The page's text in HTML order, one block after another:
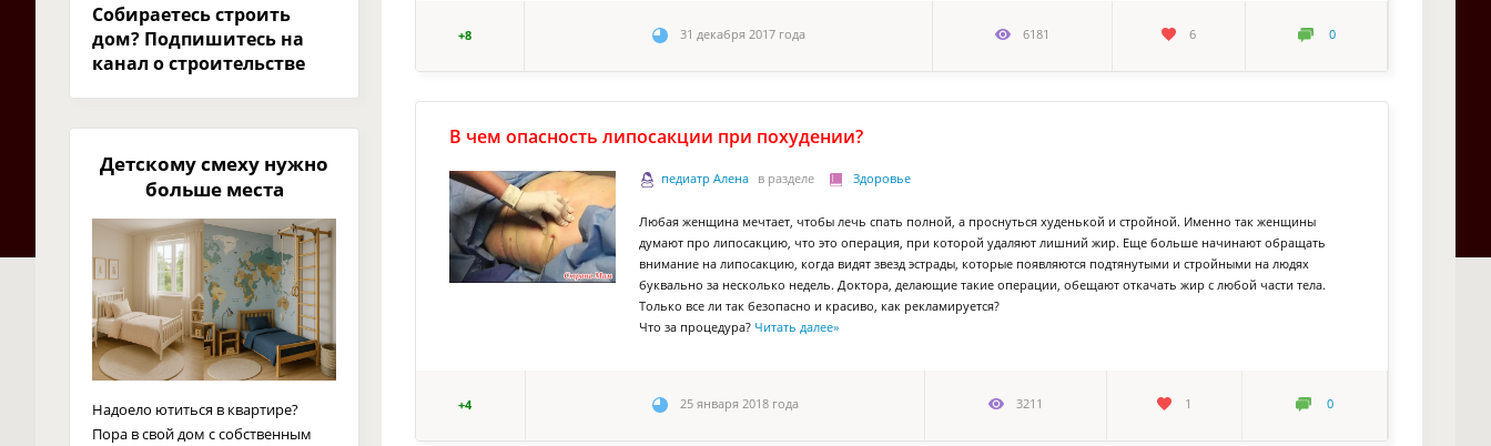
+8 31 декабря 2017 года 6181 6 0
В чем опасность липосакции при похудении?
педиатр Алена в разделе Здоровье
Любая женщина мечтает, чтобы лечь спать полной, а проснуться худенькой и стройной. Именно так женщины
думают про липосакцию, что это операция, при которой удаляют лишний жир. Еще больше начинают обращать
внимание на липосакцию, когда видят звезд эстрады, которые появляются подтянутыми и стройными на людях
буквально за несколько недель. Доктора, делающие такие операции, обещают откачать жир с любой части тела.
Только все ли так безопасно и красиво, как рекламируется?
Что за процедура? Читать далее»
+4 25 января 2018 года 3211 1 0
Собираетесь строить
дом? Подпишитесь на
канал о строительстве
Детскому смеху нужно
больше места
Надоело ютиться в квартире?
Пора в свой дом с собственным